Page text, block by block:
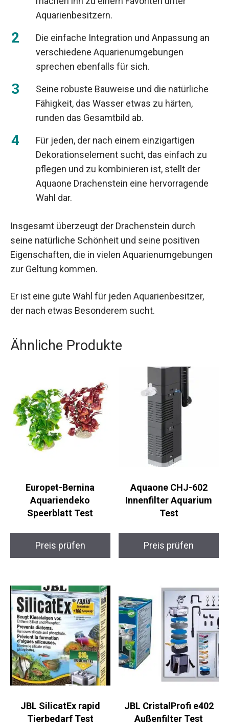
Aquarienbesitzern.
Die einfache Integration und Anpassung an
verschiedene Aquarienumgebungen
sprechen ebenfalls für sich.
Seine robuste Bauweise und die natürliche
Fähigkeit, das Wasser etwas zu härten,
runden das Gesamtbild ab.
Für jeden, der nach einem einzigartigen
Dekorationselement sucht, das einfach zu
pflegen und zu kombinieren ist, stellt der
Aquaone Drachenstein eine hervorragende
Wahl dar.
Insgesamt überzeugt der Drachenstein durch
seine natürliche Schönheit und seine positiven
Eigenschaften, die in vielen Aquarienumgebungen
zur Geltung kommen.
Er ist eine gute Wahl für jeden Aquarienbesitzer,
der nach etwas Besonderem sucht.
Ähnliche Produkte
Europet-Bernina
Aquariendeko
Speerblatt Test
Preis prüfen
Aquaone CHJ-602
Innenfilter Aquarium
Test
Preis prüfen
JBL SilicatEx rapid
Tierbedarf Test
JBL CristalProfi e402
Außenfilter Test